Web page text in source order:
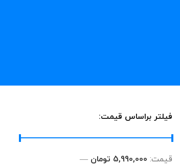
فیلتر براساس قیمت:
قيمت: 5,990,000 تومان
—